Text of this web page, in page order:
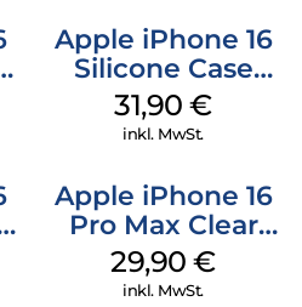
Apple iPhone 16
Silicone Case
MagSafe Fuchsia
31,90€
inkl. MwSt.
Apple iPhone 16
Pro Max Clear
Case MagSafe
Transparent
29,90€
inkl. MwSt.